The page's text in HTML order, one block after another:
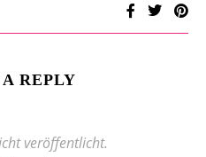
REPLY
veröffentlicht.